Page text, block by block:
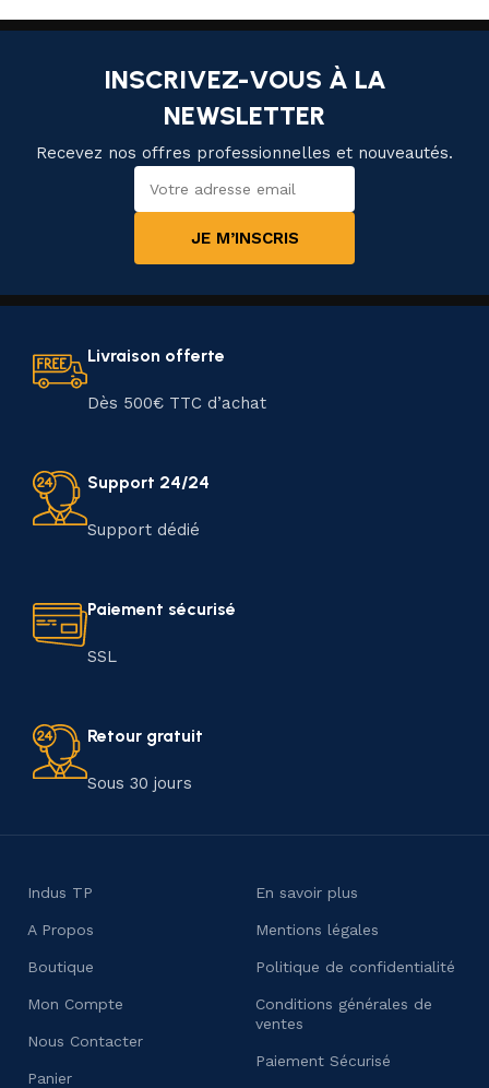
INSCRIVEZ-VOUS À LA
NEWSLETTER
Recevez nos offres professionnelles et nouveautés.
JE M’INSCRIS
Livraison offerte
Dès 500€ TTC d’achat
Support 24/24
Support dédié
Paiement sécurisé
SSL
Retour gratuit
Sous 30 jours
Indus TP
A Propos
Boutique
Mon Compte
Nous Contacter
Panier
En savoir plus
Mentions légales
Politique de confidentialité
Conditions générales de
ventes
Paiement Sécurisé